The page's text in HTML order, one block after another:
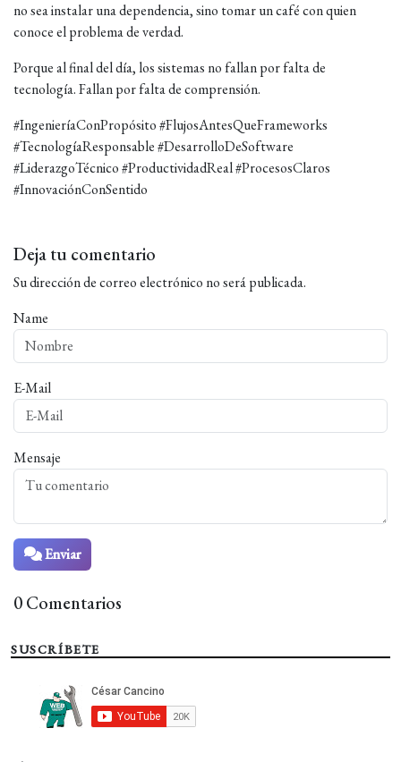
no sea instalar una dependencia, sino tomar un café con quien
conoce el problema de verdad.
Porque al final del día, los sistemas no fallan por falta de
tecnología. Fallan por falta de comprensión.
#IngenieríaConPropósito #FlujosAntesQueFrameworks
#TecnologíaResponsable #DesarrolloDeSoftware
#LiderazgoTécnico #ProductividadReal #ProcesosClaros
#InnovaciónConSentido
Deja tu comentario
Su dirección de correo electrónico no será publicada.
Name
E-Mail
Mensaje
Enviar
0 Comentarios
SUSCRÍBETE